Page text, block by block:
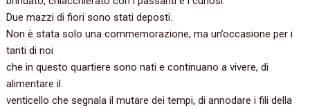
Due mazzi di fiori sono stati deposti.
Non è stata solo una commemorazione, ma un’occasione per i
tanti di noi
che in questo quartiere sono nati e continuano a vivere, di
alimentare il
venticello che segnala il mutare dei tempi, di annodare i fili della